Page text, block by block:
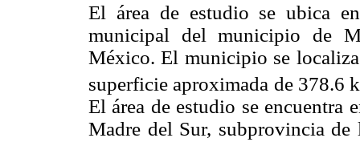
El área de estudio se ubica
municipal del municipio de
México. El municipio se
superficie aproximada de 378.6
El área de estudio se encuentra
Madre del Sur, subprovincia de